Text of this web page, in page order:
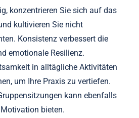
besten Praktiken zur
Vorteile von
Achtsamkeit zu maximieren,
konzentrieren Sie sich auf das